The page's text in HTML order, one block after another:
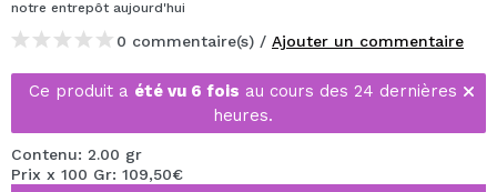
notre entrepôt aujourd'hui
0 commentaire(s) / Ajouter un commentaire
Ce produit a été vu 6 fois au cours des 24 dernières
heures.
Contenu: 2.00 gr
Prix x 100 Gr: 109,50€